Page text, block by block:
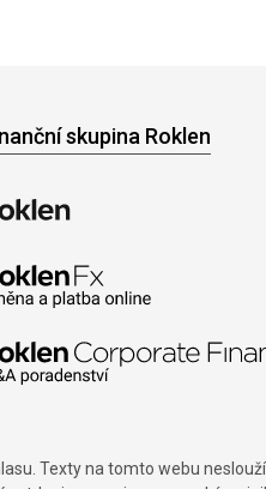
skupina Roklen
Texty na tomto webu